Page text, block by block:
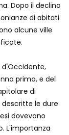
Dopo il declino
di abitati
alcune ville
d'Occidente,
prima, e del
di
descritte le dure
dovevano
L'importanza